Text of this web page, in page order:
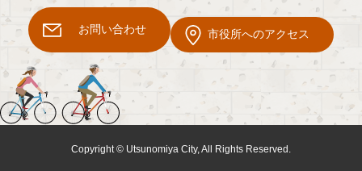
お問い合わせ 市役所へのアクセス
Copyright © Utsunomiya City, All Rights Reserved.